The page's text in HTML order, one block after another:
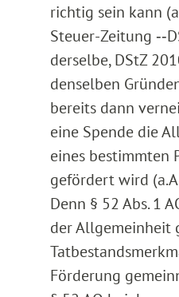
richtig sein kann
Steuer-Zeitung
derselbe, DStZ
denselben
bereits dann
eine Spende die
eines bestimmten
gefördert wird
Denn § 52 Abs. 1
der Allgemeinheit
Förderung